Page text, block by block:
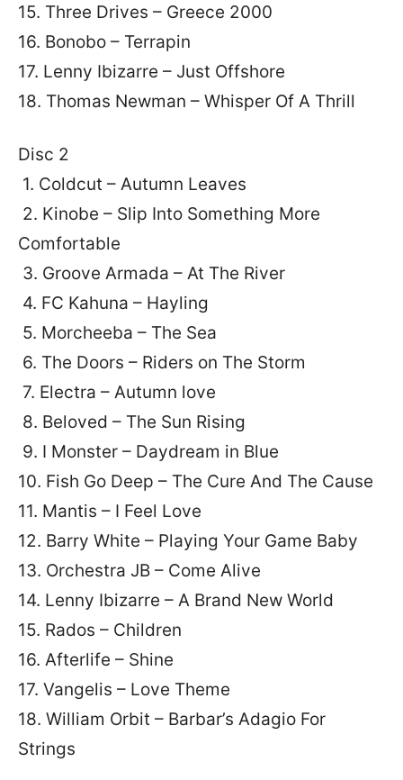
15. Three Drives – Greece 2000
16. Bonobo – Terrapin
17. Lenny Ibizarre – Just Offshore
18. Thomas Newman – Whisper Of A Thrill
Disc 2
1. Coldcut – Autumn Leaves
2. Kinobe – Slip Into Something More
Comfortable
3. Groove Armada – At The River
4. FC Kahuna – Hayling
5. Morcheeba – The Sea
6. The Doors – Riders on The Storm
7. Electra – Autumn love
8. Beloved – The Sun Rising
9. I Monster – Daydream in Blue
10. Fish Go Deep – The Cure And The Cause
11. Mantis – I Feel Love
12. Barry White – Playing Your Game Baby
13. Orchestra JB – Come Alive
14. Lenny Ibizarre – A Brand New World
15. Rados – Children
16. Afterlife – Shine
17. Vangelis – Love Theme
18. William Orbit – Barbar’s Adagio For
Strings